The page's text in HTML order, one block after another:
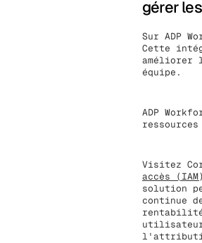
gérer
Sur ADP
Cette
améliorer
équipe.
ADP
Visitez
accès (IAM)
solution
continue